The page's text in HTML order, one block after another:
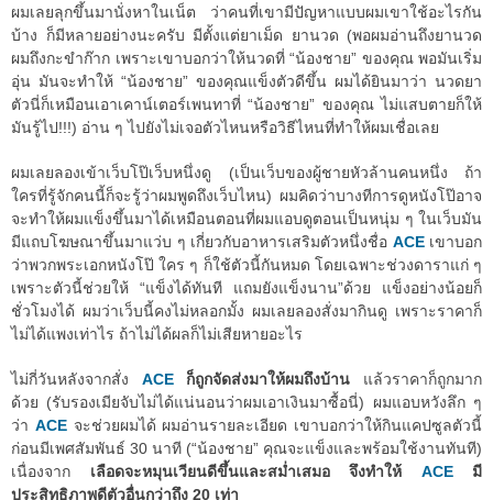
ผมเลยลุกขึ้นมานั่งหาในเน็ต ว่าคนที่เขามีปัญหาแบบผมเขาใช้อะไรกัน
บ้าง ก็มีหลายอย่างนะครับ มีตั้งแต่ยาเม็ด ยานวด (พอผมอ่านถึงยานวด
ผมถึงกะขำก๊าก เพราะเขาบอกว่าให้นวดที่ “น้องชาย” ของคุณ พอมันเริ่ม
อุ่น มันจะทำให้ “น้องชาย” ของคุณแข็งตัวดีขึ้น ผมได้ยินมาว่า นวดยา
ตัวนี่ก็เหมือนเอาเคาน์เตอร์เพนทาที่ “น้องชาย” ของคุณ ไม่แสบตายก็ให้
มันรู้ไป!!!) อ่าน ๆ ไปยังไม่เจอตัวไหนหรือวิธีไหนที่ทำให้ผมเชื่อเลย
ผมเลยลองเข้าเว็บโป๊เว็บหนึ่งดู (เป็นเว็บของผู้ชายหัวล้านคนหนึ่ง ถ้า
ใครที่รู้จักคนนี้ก็จะรู้ว่าผมพูดถึงเว็บไหน) ผมคิดว่าบางทีการดูหนังโป๊อาจ
จะทำให้ผมแข็งขึ้นมาได้เหมือนตอนที่ผมแอบดูตอนเป็นหนุ่ม ๆ ในเว็บมัน
มีแถบโฆษณาขึ้นมาแว่บ ๆ เกี่ยวกับอาหารเสริมตัวหนึ่งชื่อ ACEเขาบอก
ว่าพวกพระเอกหนังโป๊ ใคร ๆ ก็ใช้ตัวนี้กันหมด โดยเฉพาะช่วงดาราแก่ ๆ
เพราะตัวนี้ช่วยให้ “แข็งได้ทันที แถมยังแข็งนาน”ด้วย แข็งอย่างน้อยก็
ชั่วโมงได้ ผมว่าเว็บนี้คงไม่หลอกมั้ง ผมเลยลองสั่งมากินดู เพราะราคาก็
ไม่ได้แพงเท่าไร ถ้าไม่ได้ผลก็ไม่เสียหายอะไร
ไม่กี่วันหลังจากสั่ง ACE ก็ถูกจัดส่งมาให้ผมถึงบ้าน แล้วราคาก็ถูกมาก
ด้วย (รับรองเมียจับไม่ได้แน่นอนว่าผมเอาเงินมาซื้อนี่) ผมแอบหวังลึก ๆ
ว่า ACEจะช่วยผมได้ ผมอ่านรายละเอียด เขาบอกว่าให้กินแคปซูลตัวนี้
ก่อนมีเพศสัมพันธ์ 30 นาที (“น้องชาย” คุณจะแข็งและพร้อมใช้งานทันที)
เนื่องจาก เลือดจะหมุนเวียนดีขึ้นและสม่ำเสมอ จึงทำให้ ACEมี
ประสิทธิภาพดีตัวอื่นกว่าถึง 20 เท่า